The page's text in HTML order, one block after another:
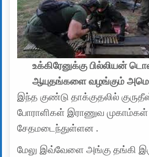
உக்கிரேனுக்கு பில்லியன்
ஆயுதங்களை வழங்கும்
இந்த குண்டு தாக்குதலில்
போராளிகள் இராணுவ
சேதமடைந்துள்ளன .
மேலு இவ்வேளை அங்கு தங்கி